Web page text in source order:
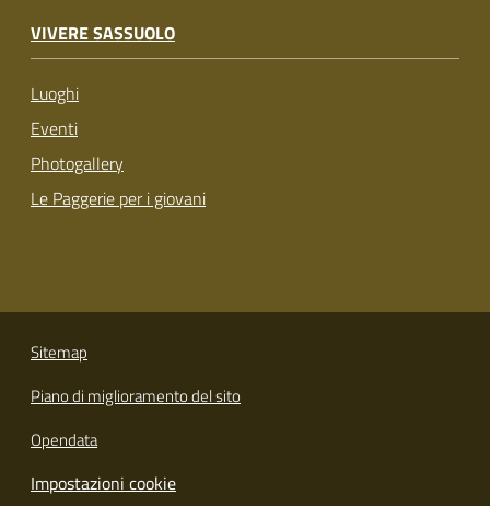
VIVERE SASSUOLO
Luoghi
Eventi
Photogallery
Le Paggerie per i giovani
Sitemap
Piano di miglioramento del sito
Opendata
Impostazioni cookie